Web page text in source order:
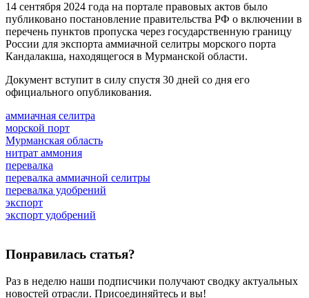
14 сентября 2024 года на портале правовых актов было
публиковано постановление правительства РФ о включении в
перечень пунктов пропуска через государственную границу
России для экспорта аммиачной селитры морского порта
Кандалакша, находящегося в Мурманской области.
Документ вступит в силу спустя 30 дней со дня его
официального опубликования.
аммиачная селитра
морской порт
Мурманская область
нитрат аммония
перевалка
перевалка аммиачной селитры
перевалка удобрений
экспорт
экспорт удобрений
Понравилась статья?
Раз в неделю наши подписчики получают сводку актуальных
новостей отрасли. Присоединяйтесь и вы!